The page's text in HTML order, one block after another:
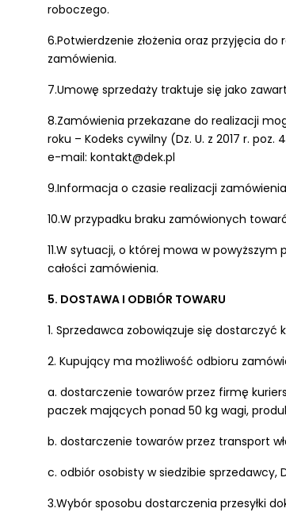
roboczego.
6.Potwierdzenie złożenia oraz przyjęcia
zamówienia.
7.Umowę sprzedaży traktuje się jako
8.Zamówienia przekazane do realizacji
roku – Kodeks cywilny (Dz. U. z 2017 r.
e-mail: kontakt@dek.pl
9.Informacja o czasie realizacji
10.W przypadku braku zamówionych
11.W sytuacji, o której mowa w
całości zamówienia.
5. DOSTAWA I ODBIÓR TOWARU
1. Sprzedawca zobowiązuje się
2. Kupujący ma możliwość odbioru
a. dostarczenie towarów przez firmę
paczek mających ponad 50 kg wagi,
b. dostarczenie towarów przez transport
c. odbiór osobisty w siedzibie sprzedawcy,
3.Wybór sposobu dostarczenia przesyłki